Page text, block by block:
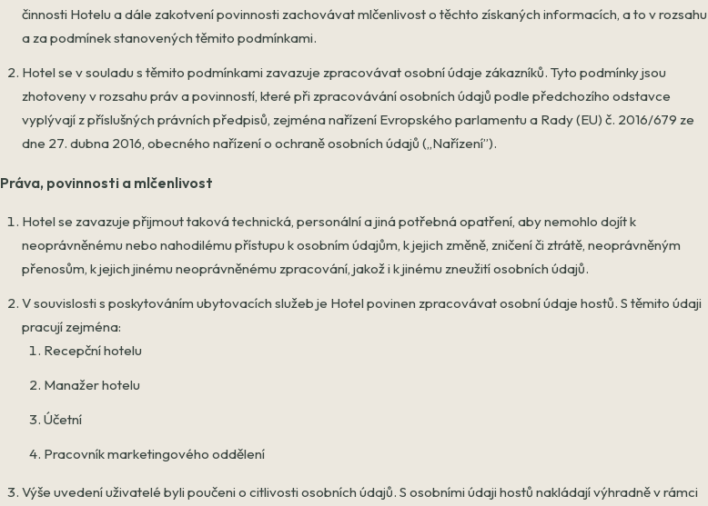
činnosti Hotelu a dále zakotvení povinnosti zachovávat mlčenlivost o těchto získaných informacích, a to v rozsahu
a za podmínek stanovených těmito podmínkami.
Hotel se v souladu s těmito podmínkami zavazuje zpracovávat osobní údaje zákazníků. Tyto podmínky jsou
zhotoveny v rozsahu práv a povinností, které při zpracovávání osobních údajů podle předchozího odstavce
vyplývají z příslušných právních předpisů, zejména nařízení Evropského parlamentu a Rady (EU) č. 2016/679 ze
dne 27. dubna 2016, obecného nařízení o ochraně osobních údajů („Nařízení”).
Práva, povinnosti a mlčenlivost
Hotel se zavazuje přijmout taková technická, personální a jiná potřebná opatření, aby nemohlo dojít k
neoprávněnému nebo nahodilému přístupu k osobním údajům, k jejich změně, zničení či ztrátě, neoprávněným
přenosům, k jejich jinému neoprávněnému zpracování, jakož i k jinému zneužití osobních údajů.
V souvislosti s poskytováním ubytovacích služeb je Hotel povinen zpracovávat osobní údaje hostů. S těmito údaji
pracují zejména:
Recepční hotelu
Manažer hotelu
Účetní
Pracovník marketingového oddělení
Výše uvedení uživatelé byli poučeni o citlivosti osobních údajů. S osobními údaji hostů nakládají výhradně v rámci